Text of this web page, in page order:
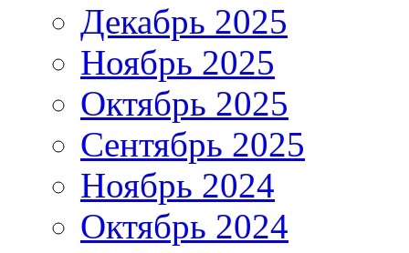
Декабрь 2025
Ноябрь 2025
Октябрь 2025
Сентябрь 2025
Ноябрь 2024
Октябрь 2024